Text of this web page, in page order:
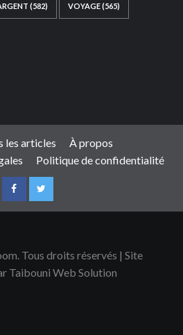
(582) VOYAGE(565)
les articles
À propos
Politique de confidentialité
Tous droits réservés | Site
Taibouni Web Solution